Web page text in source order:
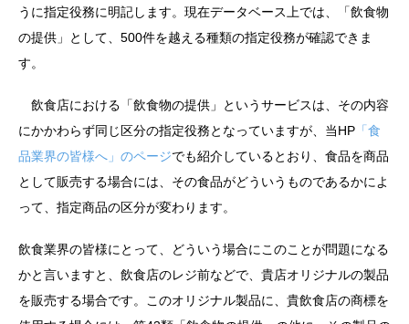
うに指定役務に明記します。現在データベース上では、「飲食物
の提供」として、500件を越える種類の指定役務が確認できま
す。
飲食店における「飲食物の提供」というサービスは、その内容
にかかわらず同じ区分の指定役務となっていますが、当HP 「食
品業界の皆様へ」のページでも紹介しているとおり、食品を商品
として販売する場合には、その食品がどういうものであるかによ
って、指定商品の区分が変わります。
飲食業界の皆様にとって、どういう場合にこのことが問題になる
かと言いますと、飲食店のレジ前などで、貴店オリジナルの製品
を販売する場合です。このオリジナル製品に、貴飲食店の商標を